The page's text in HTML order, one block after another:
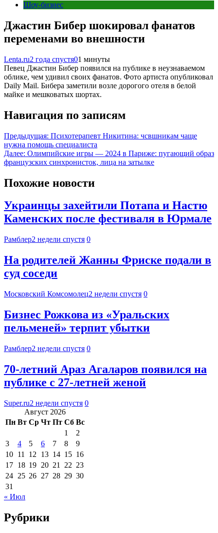
Шоу-бизнес
Джастин Бибер шокировал фанатов
переменами во внешности
Lenta.ru2 года спустя01 минуты
Певец Джастин Бибер появился на публике в неузнаваемом
облике, чем удивил своих фанатов. Фото артиста опубликовал
Daily Mail. Бибера заметили возле дорогого отеля в белой
майке и мешковатых шортах.
Навигация по записям
Предыдущая: Психотерапевт Никитина: чсвшникам чаще
нужна помощь специалиста
Далее: Олимпийские игры — 2024 в Париже: пугающий образ
французских синхронисток, лица на затылке
Похожие новости
Украинцы захейтили Потапа и Настю
Каменских после фестиваля в Юрмале
Рамблер2 недели спустя 0
На родителей Жанны Фриске подали в
суд соседи
Московский Комсомолец2 недели спустя 0
Бизнес Рожкова из «Уральских
пельменей» терпит убытки
Рамблер2 недели спустя 0
70-летний Араз Агаларов появился на
публике с 27-летней женой
Super.ru2 недели спустя 0
Август 2026
Пн Вт Ср Чт Пт Сб Вс
1
2
3
4 5 6 7 8
9
10 11 12 13 14 15 16
17 18 19 20 21 22 23
24 25 26 27 28 29 30
31
« Июл
Рубрики